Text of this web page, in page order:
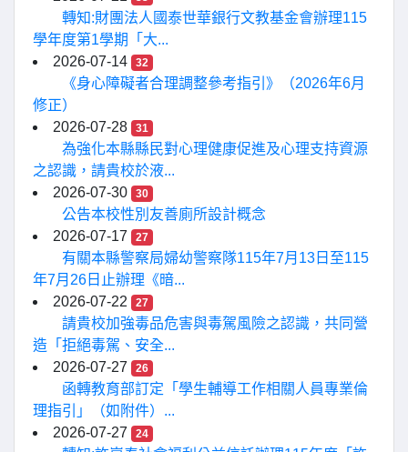
轉知:財團法人國泰世華銀行文教基金會辦理115
學年度第1學期「大...
2026-07-14
32
《身心障礙者合理調整參考指引》（2026年6月
修正）
2026-07-28
31
為強化本縣縣民對心理健康促進及心理支持資源
之認識，請貴校於液...
2026-07-30
30
公告本校性別友善廁所設計概念
2026-07-17
27
有關本縣警察局婦幼警察隊115年7月13日至115
年7月26日止辦理《暗...
2026-07-22
27
請貴校加強毒品危害與毒駕風險之認識，共同營
造「拒絕毒駕、安全...
2026-07-27
26
函轉教育部訂定「學生輔導工作相關人員專業倫
理指引」（如附件）...
2026-07-27
24